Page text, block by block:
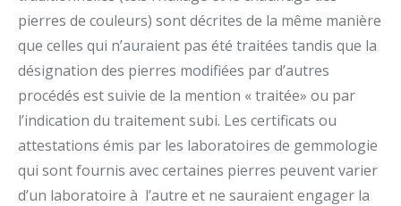
pierres de couleurs) sont décrites de la même manière
que celles qui n’auraient pas été traitées tandis que la
désignation des pierres modifiées par d’autres
procédés est suivie de la mention « traitée» ou par
l’indication du traitement subi. Les certificats ou
attestations émis par les laboratoires de gemmologie
qui sont fournis avec certaines pierres peuvent varier
d’un laboratoire à l’autre et ne sauraient engager la